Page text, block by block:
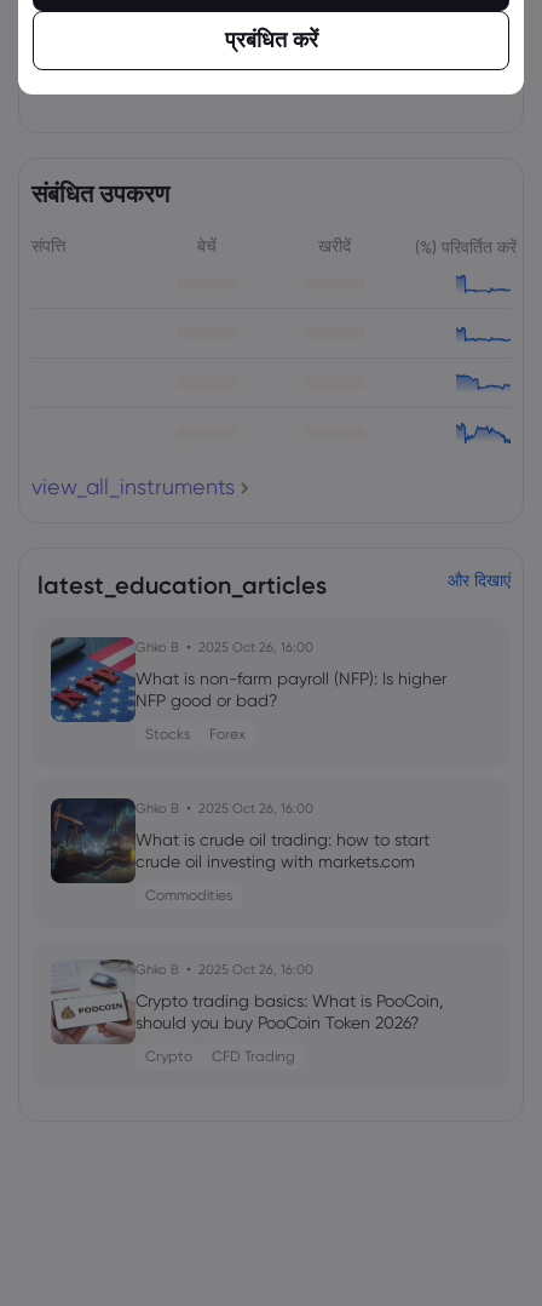
बुधवार - गुरुवार 21:01 - 21:01
संबंधित उपकरण
संपत्ति बेचें खरीदें (%) परिवर्तित करें
view_all_instruments
latest_education_articles और दिखाएं
Ghko B 2025 Oct 26, 16:00
What is non-farm payroll (NFP): Is higher
NFP good or bad?
Stocks Forex
Ghko B 2025 Oct 26, 16:00
What is crude oil trading: how to start
crude oil investing with markets.com
Commodities
Ghko B 2025 Oct 26, 16:00
Crypto trading basics: What is PooCoin,
should you buy PooCoin Token 2026?
Crypto CFD Trading
प्रबंधित करें